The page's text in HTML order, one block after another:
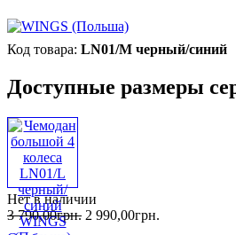
LN01/M черный/синий
Доступные размеры
Нет в наличии
3 790,00грн. 2 990,00грн.